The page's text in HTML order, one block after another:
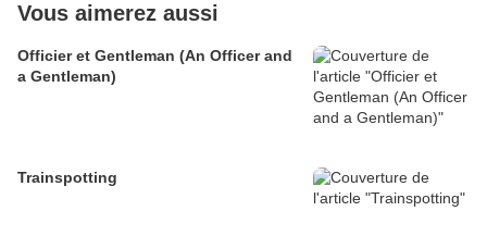
Vous aimerez aussi
Officier et Gentleman (An Officer and
a Gentleman)
Trainspotting